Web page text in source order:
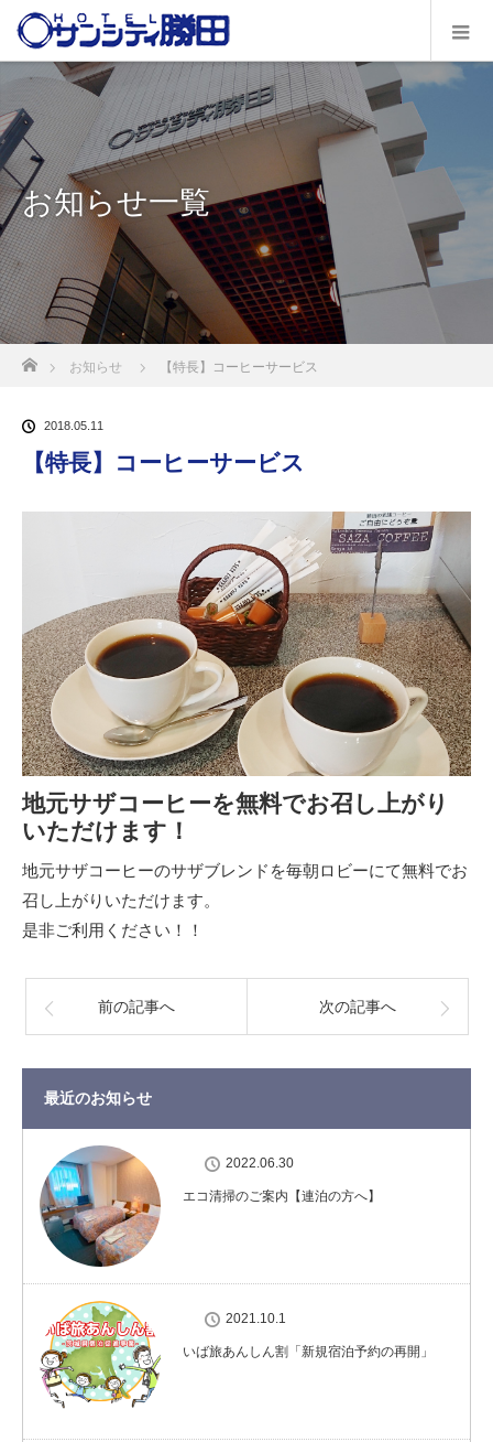
お知らせ一覧
ホーム
お知らせ 【特長】コーヒーサービス
2018.05.11
【特長】コーヒーサービス
地元サザコーヒーを無料でお召し上がり
いただけます！
地元サザコーヒーのサザブレンドを毎朝ロビーにて無料でお
召し上がりいただけます。
是非ご利用ください！！
前の記事へ 次の記事へ
最近のお知らせ
2022.06.30
エコ清掃のご案内【連泊の方へ】
2021.10.1
いば旅あんしん割「新規宿泊予約の再開」